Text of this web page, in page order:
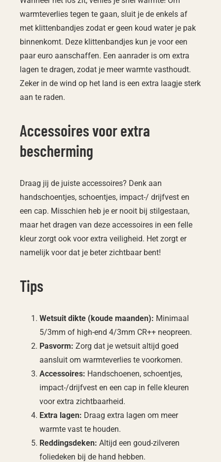
warmteverlies tegen te gaan, sluit je de enkels af
met klittenbandjes zodat er geen koud water je pak
binnenkomt. Deze klittenbandjes kun je voor een
paar euro aanschaffen. Een aanrader is om extra
lagen te dragen, zodat je meer warmte vasthoudt.
Zeker in de wind op het land is een extra laagje sterk
aan te raden.
Accessoires voor extra
bescherming
Draag jij de juiste accessoires? Denk aan
handschoentjes, schoentjes, impact-/ drijfvest en
een cap. Misschien heb je er nooit bij stilgestaan,
maar het dragen van deze accessoires in een felle
kleur zorgt ook voor extra veiligheid. Het zorgt er
namelijk voor dat je beter zichtbaar bent!
Tips
Wetsuit dikte (koude maanden): Minimaal
5/3mm of high-end 4/3mm CR++ neopreen.
Pasvorm: Zorg dat je wetsuit altijd goed
aansluit om warmteverlies te voorkomen.
Accessoires: Handschoenen, schoentjes,
impact-/drijfvest en een cap in felle kleuren
voor extra zichtbaarheid.
Extra lagen: Draag extra lagen om meer
warmte vast te houden.
Reddingsdeken: Altijd een goud-zilveren
foliedeken bij de hand hebben.